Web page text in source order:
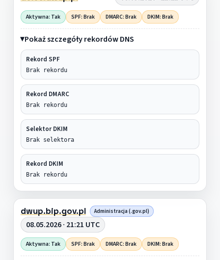
Aktywna: Tak SPF: Brak DMARC: Brak DKIM: Brak
Pokaż szczegóły rekordów DNS
Rekord SPF
Brak rekordu
Rekord DMARC
Brak rekordu
Selektor DKIM
Brak selektora
Rekord DKIM
Brak rekordu
dwup.bip.gov.pl Administracja (.gov.pl)
08.05.2026 · 21:21 UTC
Aktywna: Tak SPF: Brak DMARC: Brak DKIM: Brak